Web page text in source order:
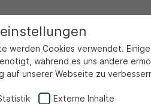
werden Cookies verwendet.
während es uns andere
auf unserer Webseite zu
Externe Inhalte